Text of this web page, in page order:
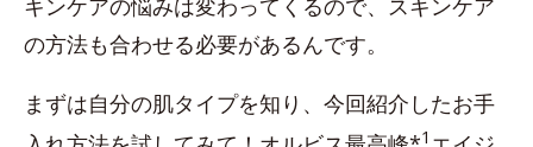
キンケアの悩みは変わってくるので、スキンケア
の方法も合わせる必要があるんです。
まずは自分の肌タイプを知り、今回紹介したお手
1